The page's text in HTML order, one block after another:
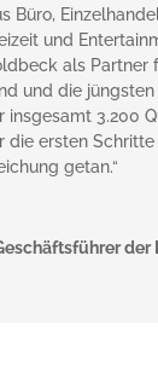
Büro,
und
als Partner
und die
insgesamt 3.200
die ersten
getan.“
der